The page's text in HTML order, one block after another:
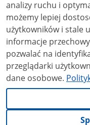
analizy ruchu i
możemy lepiej
użytkowników i stale
informacje
pozwalać na
przeglądarki
dane osobowe.